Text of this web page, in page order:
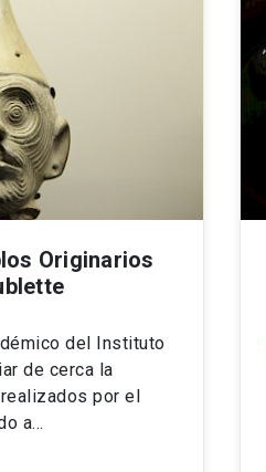
Originarios
del Instituto
de cerca la
por el
a…